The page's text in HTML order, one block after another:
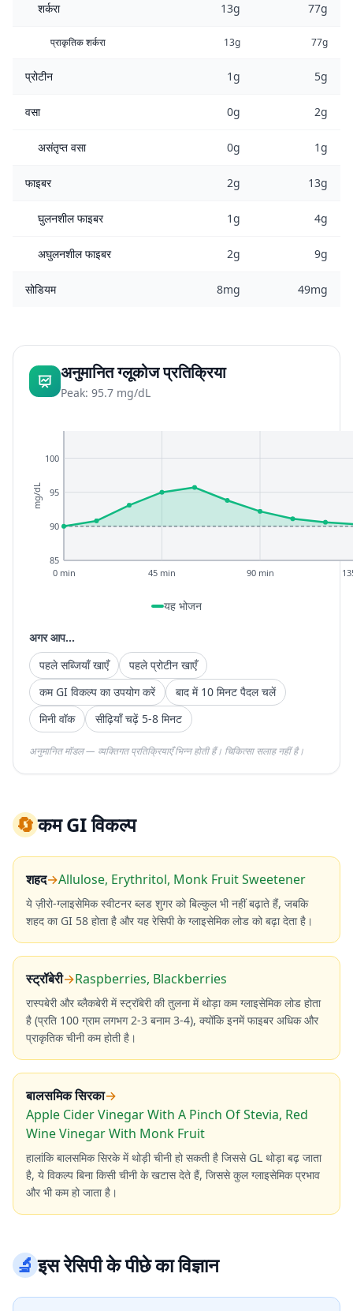
शर्करा 13g 77g
प्राकृतिक शर्करा 13g 77g
प्रोटीन 1g 5g
वसा 0g 2g
असंतृप्त वसा 0g 1g
फाइबर 2g 13g
घुलनशील फाइबर 1g 4g
अघुलनशील फाइबर 2g 9g
सोडियम 8mg 49mg
अनुमानित ग्लूकोज प्रतिक्रिया
Peak: 95.7 mg/dL
85
90
95
100
0 min 45 min 90 min
mg/dL
यह भोजन
अगर आप...
पहले सब्जियाँ खाएँ
पहले प्रोटीन खाएँ
कम GI विकल्प का उपयोग करें
बाद में 10 मिनट पैदल चलें
मिनी वॉक
सीढ़ियाँ चढ़ें 5-8 मिनट
अनुमानित मॉडल — व्यक्तिगत प्रतिक्रियाएँ भिन्न होती हैं। चिकित्सा सलाह नहीं है।
🔄कम GI विकल्प
शहद→Allulose, Erythritol, Monk Fruit Sweetener
ये ज़ीरो-ग्लाइसेमिक स्वीटनर ब्लड शुगर को बिल्कुल भी नहीं बढ़ाते हैं, जबकि
शहद का GI 58 होता है और यह रेसिपी के ग्लाइसेमिक लोड को बढ़ा देता है।
स्ट्रॉबेरी→Raspberries, Blackberries
रास्पबेरी और ब्लैकबेरी में स्ट्रॉबेरी की तुलना में थोड़ा कम ग्लाइसेमिक लोड होता
है (प्रति 100 ग्राम लगभग 2-3 बनाम 3-4), क्योंकि इनमें फाइबर अधिक और
प्राकृतिक चीनी कम होती है।
बालसमिक सिरका→
Apple Cider Vinegar With A Pinch Of Stevia, Red
Wine Vinegar With Monk Fruit
हालांकि बालसमिक सिरके में थोड़ी चीनी हो सकती है जिससे GL थोड़ा बढ़ जाता
है, ये विकल्प बिना किसी चीनी के खटास देते हैं, जिससे कुल ग्लाइसेमिक प्रभाव
और भी कम हो जाता है।
🔬इस रेसिपी के पीछे का विज्ञान